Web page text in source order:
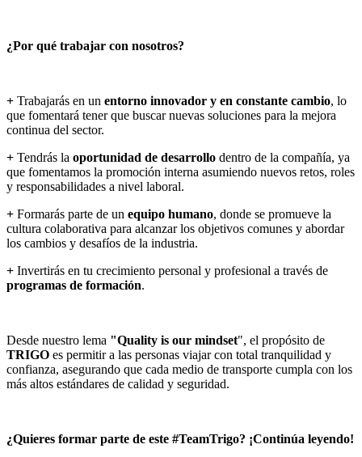
¿Por qué trabajar con nosotros?
+ Trabajarás en un entorno innovador y en constante cambio, lo
que fomentará tener que buscar nuevas soluciones para la mejora
continua del sector.
+ Tendrás la oportunidad de desarrollo dentro de la compañía, ya
que fomentamos la promoción interna asumiendo nuevos retos, roles
y responsabilidades a nivel laboral.
+ Formarás parte de un equipo humano, donde se promueve la
cultura colaborativa para alcanzar los objetivos comunes y abordar
los cambios y desafíos de la industria.
+ Invertirás en tu crecimiento personal y profesional a través de
programas de formación.
Desde nuestro lema "Quality is our mindset", el propósito de
TRIGO es permitir a las personas viajar con total tranquilidad y
confianza, asegurando que cada medio de transporte cumpla con los
más altos estándares de calidad y seguridad.
¿Quieres formar parte de este #TeamTrigo? ¡Continúa leyendo!